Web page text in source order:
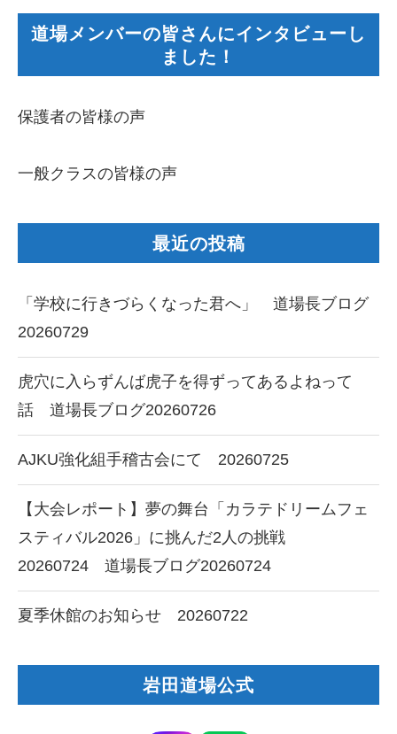
道場メンバーの皆さんにインタビューし
ました！
保護者の皆様の声
一般クラスの皆様の声
最近の投稿
「学校に行きづらくなった君へ」 道場長ブログ
20260729
虎穴に入らずんば虎子を得ずってあるよねって
話 道場長ブログ20260726
AJKU強化組手稽古会にて 20260725
【大会レポート】夢の舞台「カラテドリームフェ
スティバル2026」に挑んだ2人の挑戦
20260724 道場長ブログ20260724
夏季休館のお知らせ 20260722
岩田道場公式